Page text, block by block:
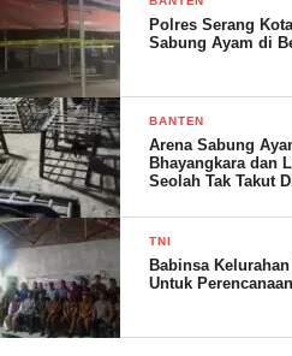
Polres Serang
Sabung Ayam di
BANTEN
Arena Sabung
Bhayangkara dan
Seolah Tak Takut
TNI
Babinsa
Untuk